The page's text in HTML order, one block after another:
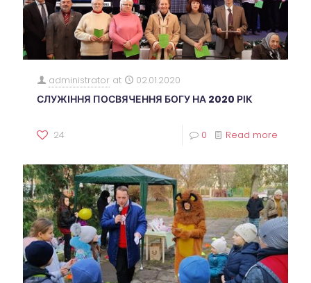
administrator at 02.01.2020
СЛУЖІННЯ ПОСВЯЧЕННЯ БОГУ НА 2020 РІК
24 0 Read more